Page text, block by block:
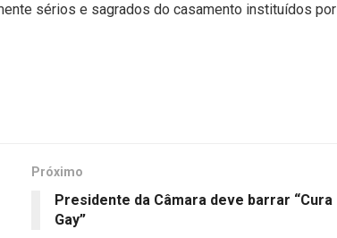
sérios e sagrados do casamento instituídos por
Próximo
Presidente da Câmara deve barrar “Cura
Gay”